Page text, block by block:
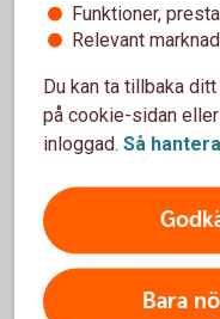
Otillåtna
Det är inte tillåtet att
instrument eller
är exempel på
Placera i aktier
Swedbank som
banken. Detta
legal ägare av
Funktioner,
Relevant
Du kan ta tillbaka
på cookie-sidan
inloggad. Så
Bara